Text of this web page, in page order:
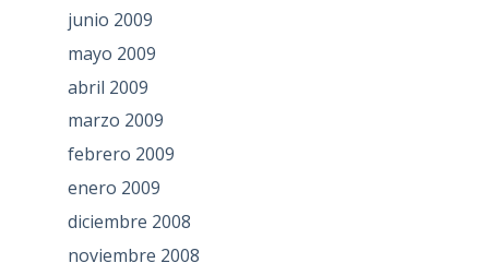
junio 2009
mayo 2009
abril 2009
marzo 2009
febrero 2009
enero 2009
diciembre 2008
noviembre 2008